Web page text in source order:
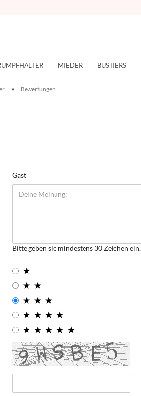
MIEDER BUSTIERS
» Bewertungen
Gast
Bitte geben sie mindestens 30 Zeichen ein.